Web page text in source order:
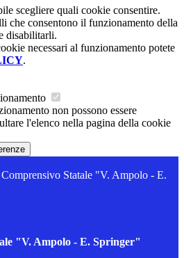
scegliere quali cookie consentire.
che consentono il funzionamento della
disabilitarli.
necessari al funzionamento potete
.
non possono essere
l'elenco nella pagina della cookie
Statale "V. Ampolo - E.
"V. Ampolo - E. Springer"